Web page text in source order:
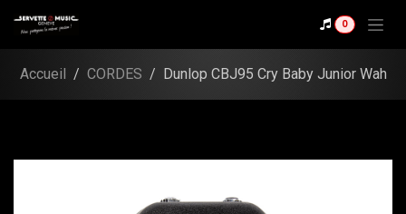
0
Dunlop CBJ95 Cry Baby
Junior Wah
Accueil CORDES Dunlop CBJ95 Cry Baby Junior Wah